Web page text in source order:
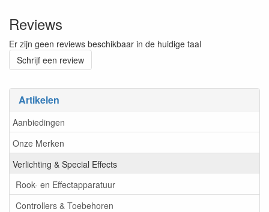
Artikelen
Aanbiedingen
Onze Merken
Verlichting & Special Effects
Rook- en Effectapparatuur
Controllers & Toebehoren
Reviews
Er zijn geen reviews beschikbaar in de huidige taal
Schrijf een review